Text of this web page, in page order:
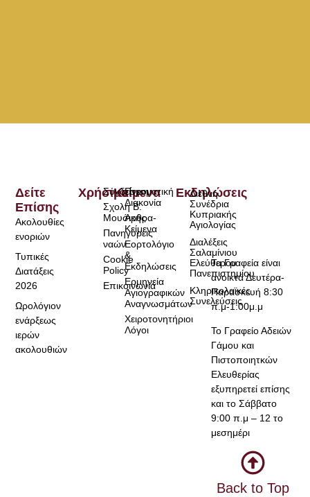
Τα Γραφεία είναι
ανοικτά Δευτέρα-
Παρασκευή 8:30
π.μ-1:00μ.μ
Το Γραφείο Αδειών
Γάμου και
Πιστοποιητκών
Ελευθερίας
εξυπηρετεί επίσης
και το Σάββατο
9:00 π.μ – 12 το
μεσημέρι
Back to Top
Χρήσιμα
Σύνδεσμοι
Σχολή Β.
Μουσικής
Πανηγύρεις
ναών
Cookie
Policy
Επικοινωνία
Κείμενα
Πνευματική
Διακονία
Άρθρα-
Κείμενα
Εορτολόγιο
&
Εκδηλώσεις
Ερμηνεία
Αγιογραφικών
Αναγνωσμάτων
Χειροτονητήριοι
Λόγοι
Δείτε
Επίσης
Ακολουθίες
ενοριών
Τυπικές
Διατάξεις
2026
Ωρολόγιον
ενάρξεως
ιερών
ακολουθιών
Εκδηλώσεις
Διεθνή
Συνέδρια
Κυπριακής
Αγιολογίας
Διαλέξεις
Σαλαμίνιου
Ελεύθερου
Πανεπιστημίου
Κληρικολαϊκές
Συνελεύσεις